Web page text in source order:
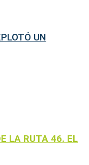
UN
LA RUTA 46. EL